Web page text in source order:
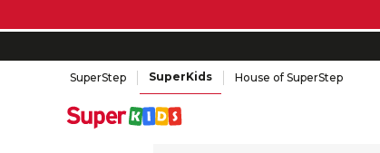
SuperStep SuperKids House of SuperStep